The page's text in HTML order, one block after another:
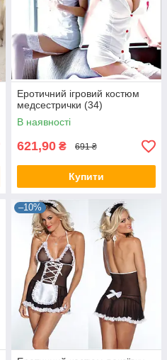
Еротичний ігровий костюм
медсестрички (34)
В наявності
621,90 ₴ 691 ₴
Купити
–10%